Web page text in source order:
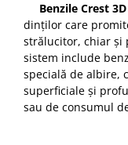
Benzile Crest
dinților care
strălucitor, chiar și
sistem include
specială de albire,
superficiale și
sau de consumul